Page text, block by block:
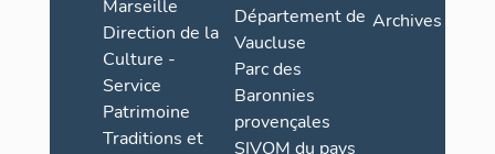
Marseille
Direction de la
Culture -
Service
Patrimoine
Traditions et
Département de
Vaucluse
Parc des
Baronnies
provençales
SIVOM du pays
Archives